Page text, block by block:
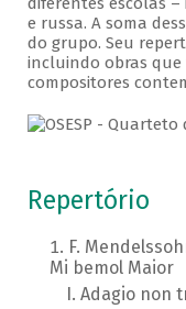
e russa. A soma
do grupo. Seu
incluindo obras que
compositores
Repertório
F.
Mi bemol Maior
Adagio non